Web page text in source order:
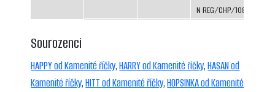
N REG/CHP/1085/98/
Sourozenci
HAPPY od Kamenité říčky,HARRY od Kamenité říčky,HASAN od
Kamenité říčky,HITT od Kamenité říčky,HOPSINKA od Kamenité